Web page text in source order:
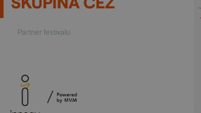
Partner festivalu